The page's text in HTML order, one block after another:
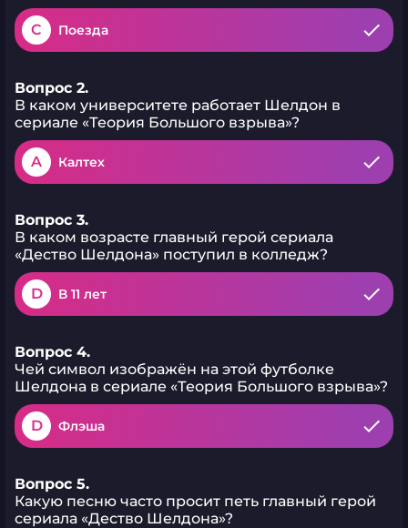
C Поезда
Вопрос 2.
В каком университете работает Шелдон в
сериале «Теория Большого взрыва»?
A Калтех
Вопрос 3.
В каком возрасте главный герой сериала
«Дество Шелдона» поступил в колледж?
D В 11 лет
Вопрос 4.
Чей символ изображён на этой футболке
Шелдона в сериале «Теория Большого взрыва»?
D Флэша
Вопрос 5.
Какую песню часто просит петь главный герой
сериала «Дество Шелдона»?